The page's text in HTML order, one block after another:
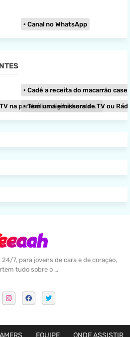
Canal no WhatsApp
Cadê a receita do macarrão caseiro
na parabólica digital banda KU?
Tem uma emissora de TV ou Rádio
7, para jovens de cara e de coração,
tudo sobre o …
EQUIPE ONDE ASSISTIR